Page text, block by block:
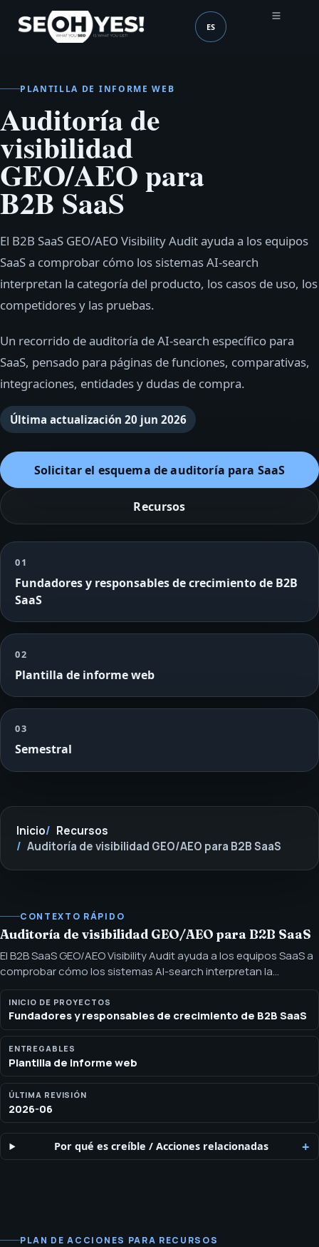
SEOH Idioma (mobile
ES
PLANTILLA DE INFORME WEB
Auditoría de
visibilidad
GEO/AEO para
B2B SaaS
El B2B SaaS GEO/AEO Visibility Audit ayuda a los equipos
SaaS a comprobar cómo los sistemas AI-search
interpretan la categoría del producto, los casos de uso, los
competidores y las pruebas.
Un recorrido de auditoría de AI-search específico para
SaaS, pensado para páginas de funciones, comparativas,
integraciones, entidades y dudas de compra.
Última actualización 20 jun 2026
Solicitar el esquema de auditoría para SaaS
Recursos
01
Fundadores y responsables de crecimiento de B2B
SaaS
02
Plantilla de informe web
03
Semestral
Inicio
Recursos
Auditoría de visibilidad GEO/AEO para B2B SaaS
CONTEXTO RÁPIDO
Auditoría de visibilidad GEO/AEO para B2B SaaS
El B2B SaaS GEO/AEO Visibility Audit ayuda a los equipos SaaS a
comprobar cómo los sistemas AI-search interpretan la
categoría del producto, los casos de uso, los competidores y
las pruebas. Solicita el B2B SaaS GEO/AEO Visibility Audit de
SEOH para páginas de funciones, comparativas, integraciones,
entidades y prompts de AI-search.
INICIO DE PROYECTOS
Fundadores y responsables de crecimiento de B2B SaaS
ENTREGABLES
Plantilla de informe web
ÚLTIMA REVISIÓN
2026-06
Por qué es creíble / Acciones relacionadas
PLAN DE ACCIONES PARA RECURSOS